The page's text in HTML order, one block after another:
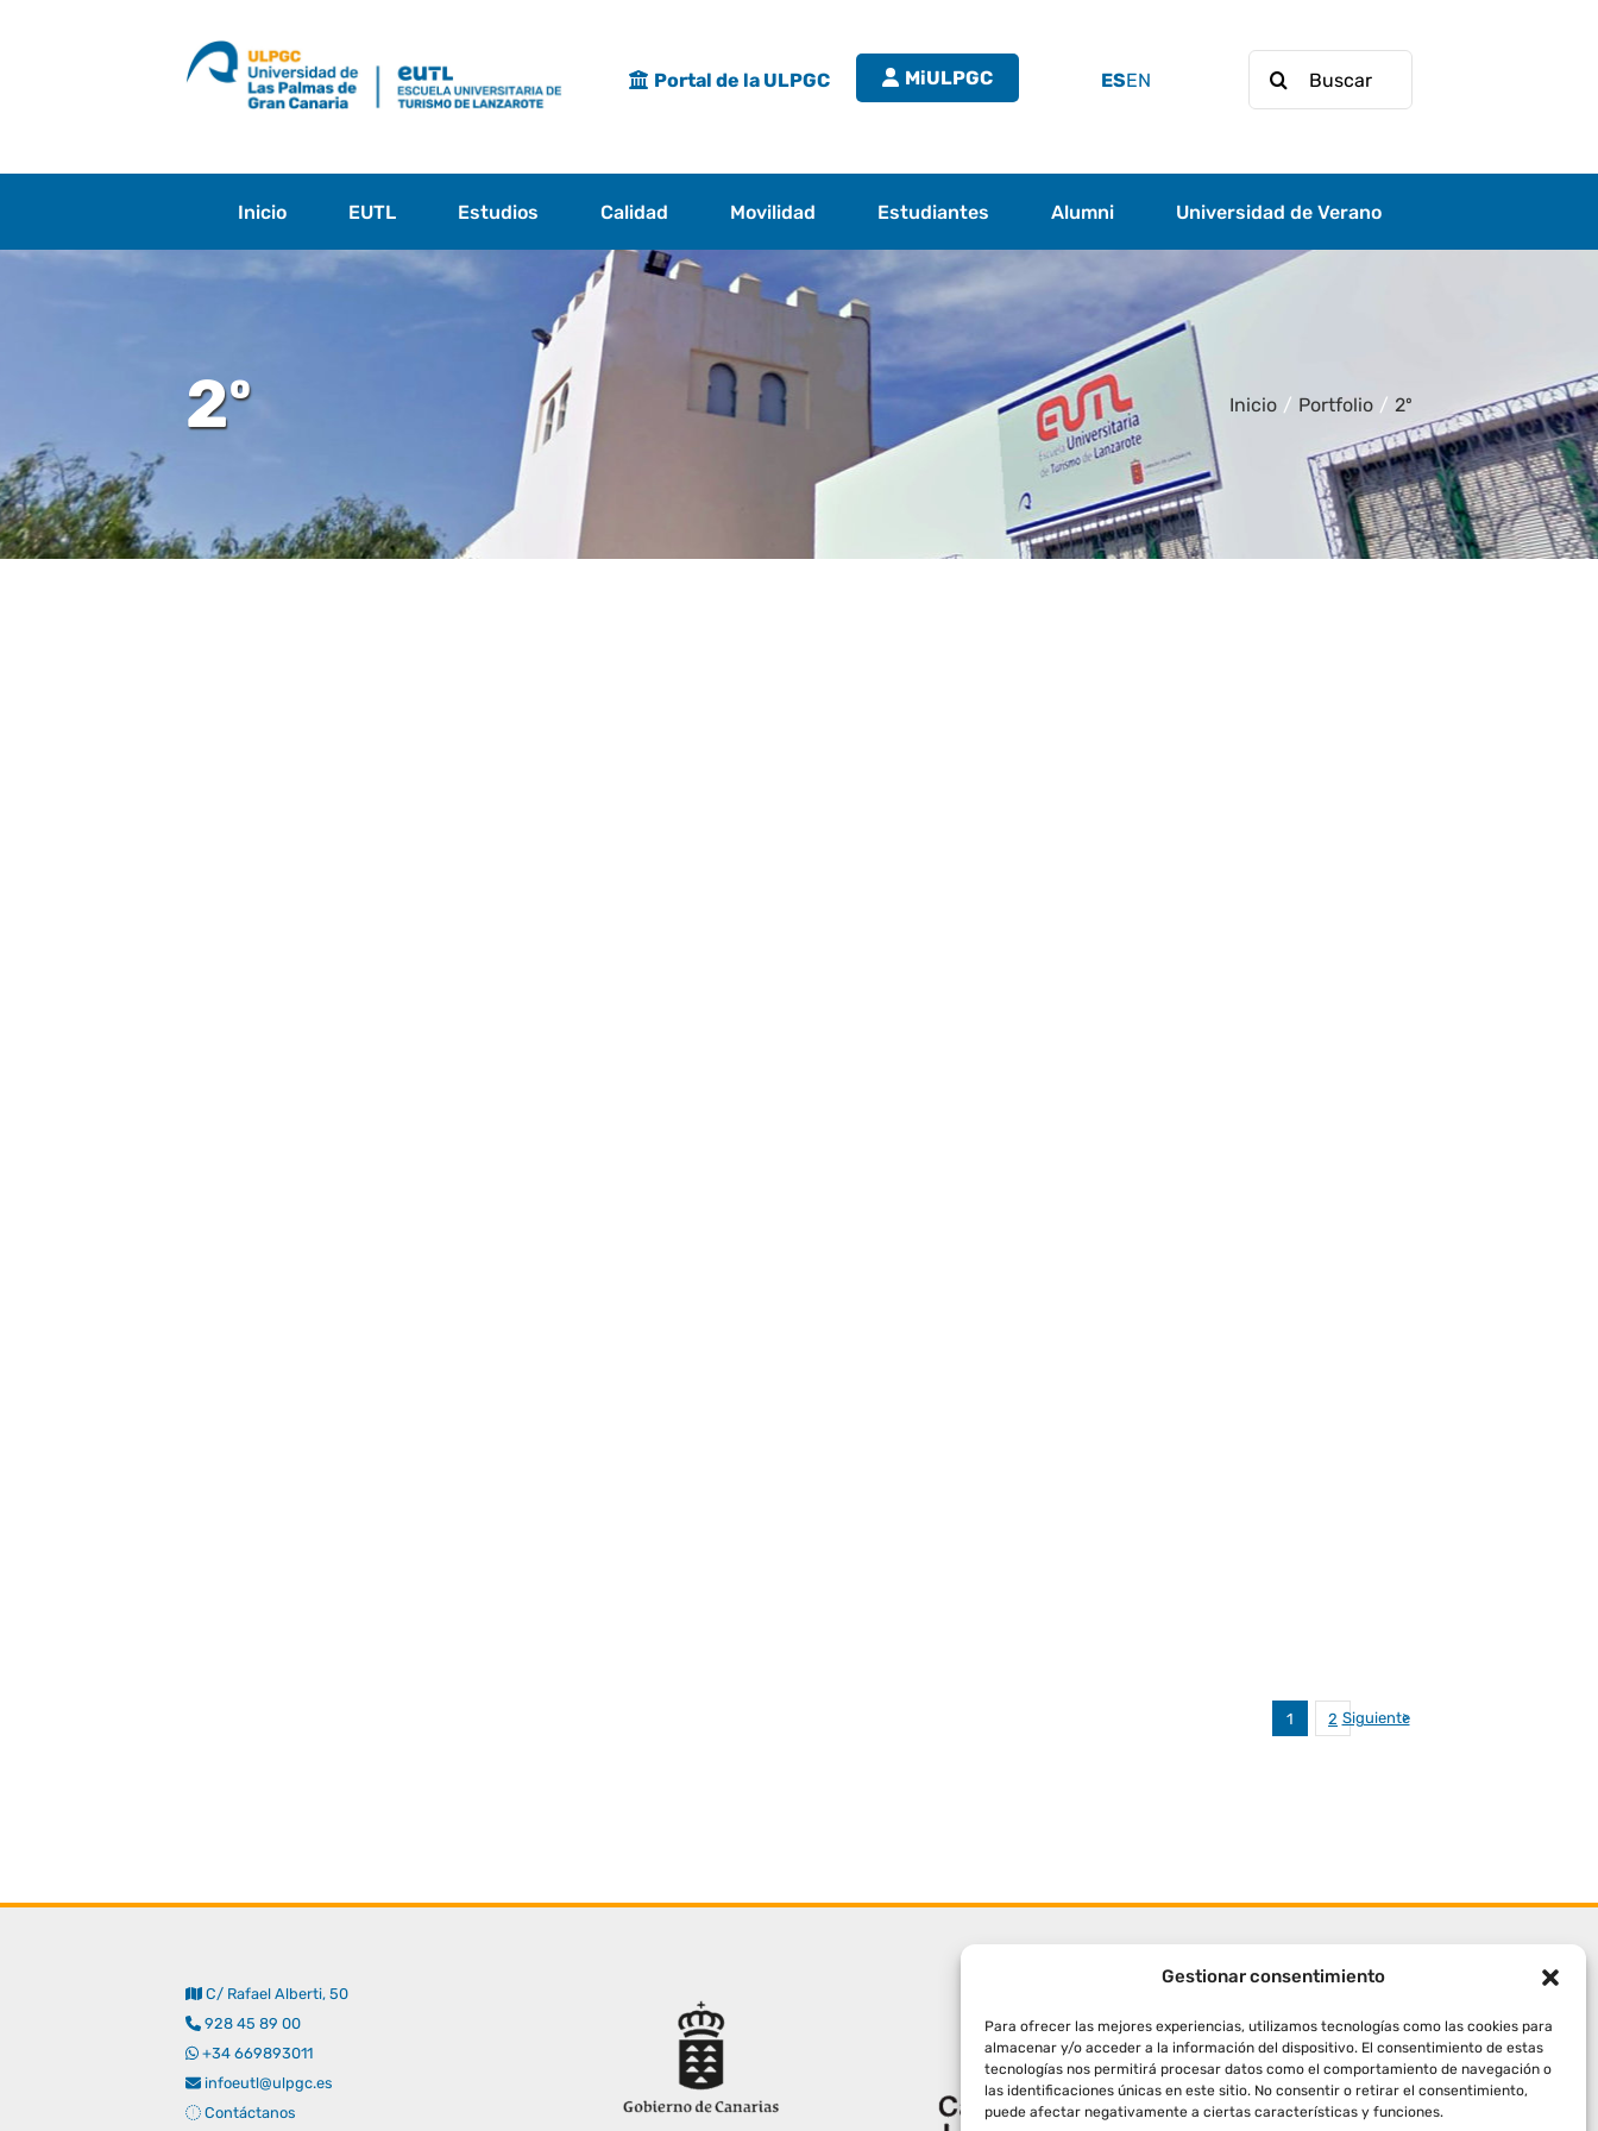
Gestionar consentimiento
Para ofrecer las mejores experiencias, utilizamos tecnologías como las cookies para
almacenar y/o acceder a la información del dispositivo. El consentimiento de estas
tecnologías nos permitirá procesar datos como el comportamiento de navegación o
las identificaciones únicas en este sitio. No consentir o retirar el consentimiento,
puede afectar negativamente a ciertas características y funciones.
Portal de la ULPGC MiULPGC EN
ES
Inicio EUTL Estudios Calidad Movilidad Estudiantes Alumni Universidad de Verano
2º Inicio / Portfolio / 2º
1 2 Siguiente
C/ Rafael Alberti, 50
928 45 89 00
+34 669893011
infoeutl@ulpgc.es
Contáctanos